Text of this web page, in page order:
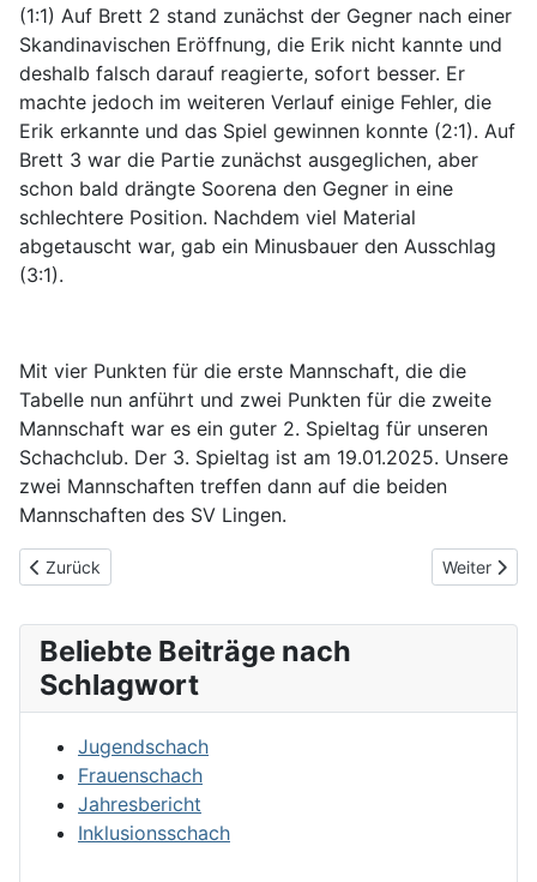
(1:1) Auf Brett 2 stand zunächst der Gegner nach einer
Skandinavischen Eröffnung, die Erik nicht kannte und
deshalb falsch darauf reagierte, sofort besser. Er
machte jedoch im weiteren Verlauf einige Fehler, die
Erik erkannte und das Spiel gewinnen konnte (2:1). Auf
Brett 3 war die Partie zunächst ausgeglichen, aber
schon bald drängte Soorena den Gegner in eine
schlechtere Position. Nachdem viel Material
abgetauscht war, gab ein Minusbauer den Ausschlag
(3:1).
Mit vier Punkten für die erste Mannschaft, die die
Tabelle nun anführt und zwei Punkten für die zweite
Mannschaft war es ein guter 2. Spieltag für unseren
Schachclub. Der 3. Spieltag ist am 19.01.2025. Unsere
zwei Mannschaften treffen dann auf die beiden
Mannschaften des SV Lingen.
Vorheriger Beitrag: Schachtraining mi Hermann Rogge
Zurück Nächster
Weiter
Beliebte Beiträge nach
Schlagwort
Jugendschach
Frauenschach
Jahresbericht
Inklusionsschach